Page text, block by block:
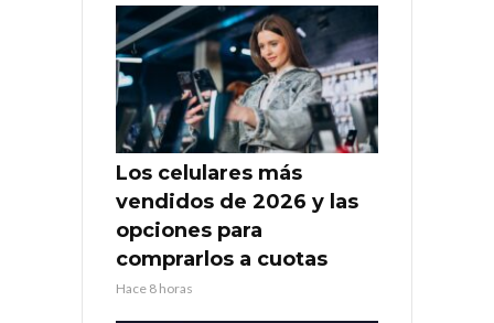
Los celulares más
vendidos de 2026 y las
opciones para
comprarlos a cuotas
Hace 8 horas